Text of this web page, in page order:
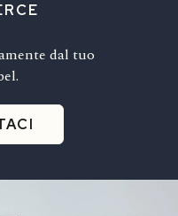
dal tuo